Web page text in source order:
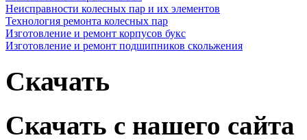
Неисправности колесных пар и их элементов
Технология ремонта колесных пар
Изготовление и ремонт корпусов букс
Изготовление и ремонт подшипников скольжения
Скачать
Скачать с нашего сайта